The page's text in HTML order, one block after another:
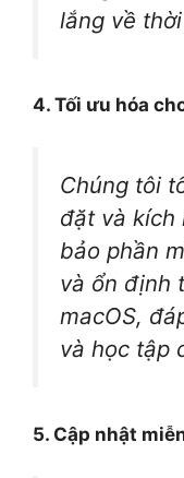
lắng về
4. Tối ưu hóa
Chúng tôi
đặt và kích
bảo phần
và ổn định
macOS,
và học tập
5. Cập nhật